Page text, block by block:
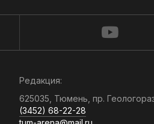
Редакция:
625035, Тюмень, пр.
(3452) 68-22-28